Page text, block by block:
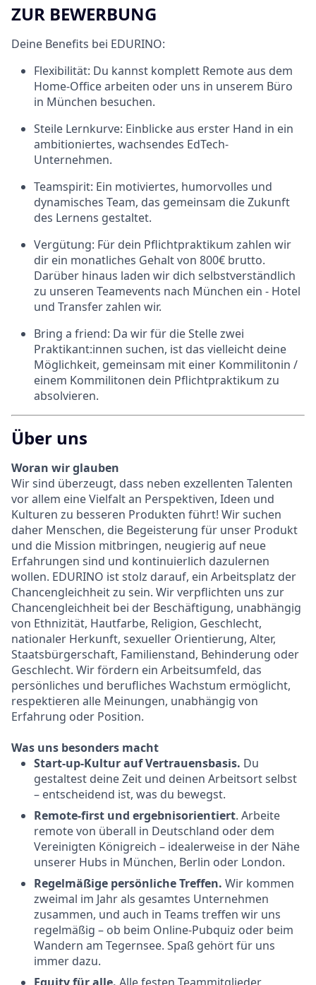
ZUR BEWERBUNG
Deine Benefits bei EDURINO:
Flexibilität: Du kannst komplett Remote aus dem
Home-Officearbeiten oder uns in unserem Büro
in München besuchen.
Steile Lernkurve: Einblicke aus erster Hand in ein
ambitioniertes, wachsendes EdTech-
Unternehmen.
Teamspirit: Ein motiviertes, humorvolles und
dynamisches Team, das gemeinsam die Zukunft
des Lernens gestaltet.
Vergütung: Für dein Pflichtpraktikum zahlen wir
dir ein monatliches Gehalt von 800€ brutto.
Darüber hinaus laden wir dich selbstverständlich
zu unseren Teamevents nach München ein - Hotel
und Transfer zahlen wir.
Bring a friend: Da wir für die Stelle zwei
Praktikant:innen suchen, ist das vielleicht deine
Möglichkeit, gemeinsam mit einer Kommilitonin /
einem Kommilitonen dein Pflichtpraktikum zu
absolvieren.
Über uns
Woran wir glauben
Wir sind überzeugt, dass neben exzellenten Talenten
vor allem eine Vielfalt an Perspektiven, Ideen und
Kulturen zu besseren Produkten führt! Wir suchen
daher Menschen, die Begeisterung für unser Produkt
und die Mission mitbringen, neugierig auf neue
Erfahrungen sind und kontinuierlich dazulernen
wollen. EDURINO ist stolz darauf, ein Arbeitsplatz der
Chancengleichheit zu sein. Wir verpflichten uns zur
Chancengleichheit bei der Beschäftigung, unabhängig
von Ethnizität, Hautfarbe, Religion, Geschlecht,
nationaler Herkunft, sexueller Orientierung, Alter,
Staatsbürgerschaft, Familienstand, Behinderung oder
Geschlecht. Wir fördern ein Arbeitsumfeld, das
persönliches und berufliches Wachstum ermöglicht,
respektieren alle Meinungen, unabhängig von
Erfahrung oder Position.
Was uns besonders macht
Start-up-Kultur auf Vertrauensbasis. Du
gestaltest deine Zeit und deinen Arbeitsort selbst
– entscheidend ist, was du bewegst.
Remote-first und ergebnisorientiert. Arbeite
remote von überall in Deutschland oder dem
Vereinigten Königreich – idealerweise in der Nähe
unserer Hubs in München, Berlin oder London.
Regelmäßige persönliche Treffen. Wir kommen
zweimal im Jahr als gesamtes Unternehmen
zusammen, und auch in Teams treffen wir uns
regelmäßig – ob beim Online-Pubquiz oder beim
Wandern am Tegernsee. Spaß gehört für uns
immer dazu.
Equity für alle. Alle festen Teammitglieder